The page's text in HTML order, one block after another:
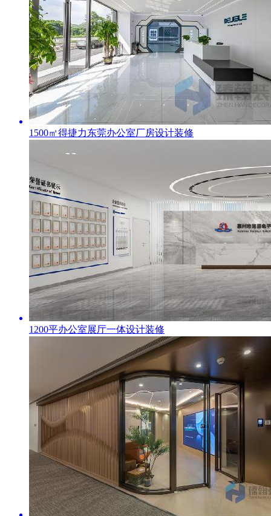
1500㎡得捷力东莞办公室厂房设计装修
1200平办公室展厅一体设计装修